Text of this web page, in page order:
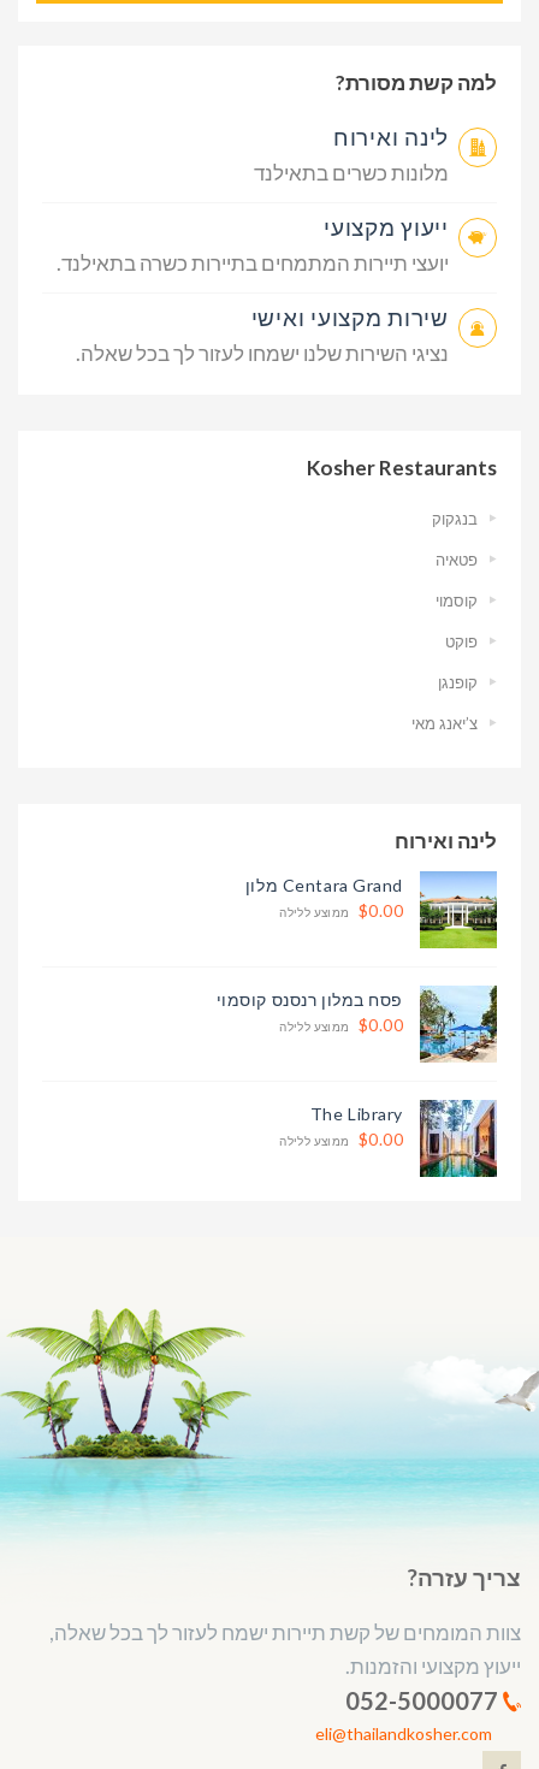
למה קשת מסורת?
לינה ואירוח
מלונות כשרים בתאילנד
ייעוץ מקצועי
יועצי תיירות המתמחים בתיירות כשרה בתאילנד.
שירות מקצועי ואישי
נציגי השירות שלנו ישמחו לעזור לך בכל שאלה.
Kosher Restaurants
בנגקוק
פטאיה
קוסמוי
פוקט
קופנגן
צ’יאנג מאי
לינה ואירוח
Centara Grand מלון
$0.00
ממוצע ללילה
פסח במלון רנסנס קוסמוי
$0.00
ממוצע ללילה
The Library
$0.00
ממוצע ללילה
צריך עזרה?
צוות המומחים של קשת תיירות ישמח לעזור לך בכל שאלה,
ייעוץ מקצועי והזמנות.
eli@thailandkosher.com